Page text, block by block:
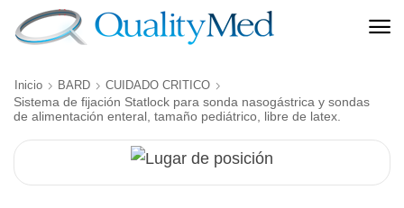
Inicio BARD CUIDADO CRITICO
Sistema de fijación Statlock para sonda nasogástrica y sondas
de alimentación enteral, tamaño pediátrico, libre de latex.